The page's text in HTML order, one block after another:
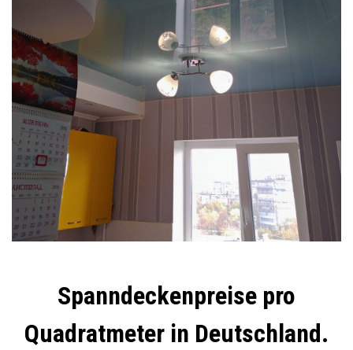
Spanndeckenpreise pro
Quadratmeter in Deutschland.